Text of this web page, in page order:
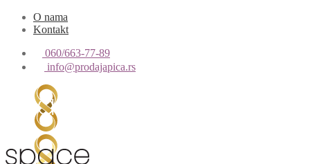
O nama
Kontakt
060/663-77-89
info@prodajapica.rs